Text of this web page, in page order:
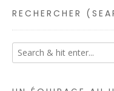
RECHERCHER